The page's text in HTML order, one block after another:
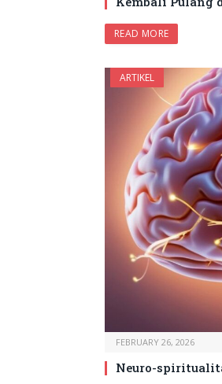
READ MORE
ARTIKEL
FEBRUARY 26, 2026
Neuro-